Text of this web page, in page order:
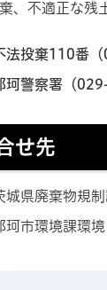
、不適正な残
法投棄110番
珂警察署（
せ先
城県廃棄物規制
珂市環境課環